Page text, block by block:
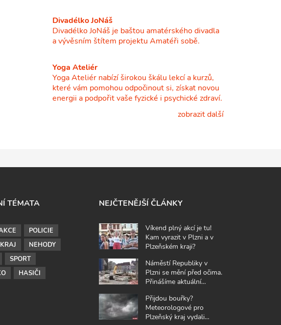
Divadélko JoNáš
Divadélko JoNáš je baštou amatérského divadla
a vývěsním štítem projektu Amatéři sobě.
Yoga Ateliér
Yoga Ateliér nabízí širokou škálu lekcí a kurzů,
které vám pomohou odpočinout si, získat novou
energii a podpořit vaše fyzické i psychické zdraví.
zobrazit další
TÉMATA
POLICIE
NEHODY
SPORT
HASIČI
NEJČTENĚJŠÍ ČLÁNKY
Víkend plný akcí je tu!
Kam vyrazit v Plzni a v
Plzeňském kraji?
Náměstí Republiky v
Plzni se mění před očima.
Přinášíme aktuální
Přijdou bouřky?
Meteorologové pro
Plzeňský kraj vydali